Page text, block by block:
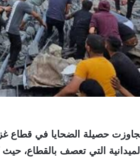
الميدانية التي تعصف بالقطاع،